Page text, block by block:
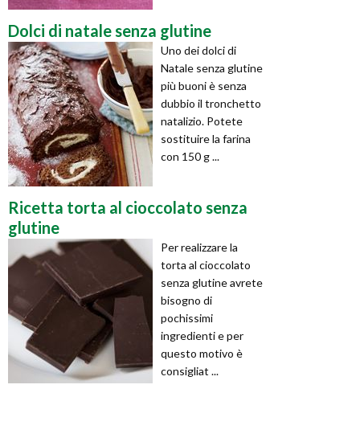
Dolci di natale senza glutine
Uno dei dolci di
Natale senza glutine
più buoni è senza
dubbio il tronchetto
natalizio. Potete
sostituire la farina
con 150 g ...
Ricetta torta al cioccolato senza
glutine
Per realizzare la
torta al cioccolato
senza glutine avrete
bisogno di
pochissimi
ingredienti e per
questo motivo è
consigliat ...